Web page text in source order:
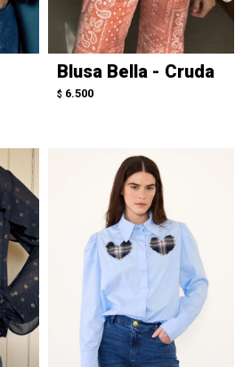
Blusa Bella - Cruda
$ 6.500